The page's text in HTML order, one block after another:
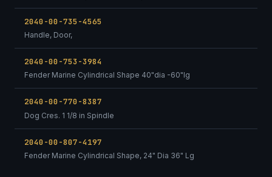
2040-00-735-4565
Handle, Door,
2040-00-753-3984
Fender Marine Cylindrical Shape 40"dia -60"lg
2040-00-770-8387
Dog Cres. 1 1/8 in Spindle
2040-00-807-4197
Fender Marine Cylindrical Shape, 24" Dia 36" Lg